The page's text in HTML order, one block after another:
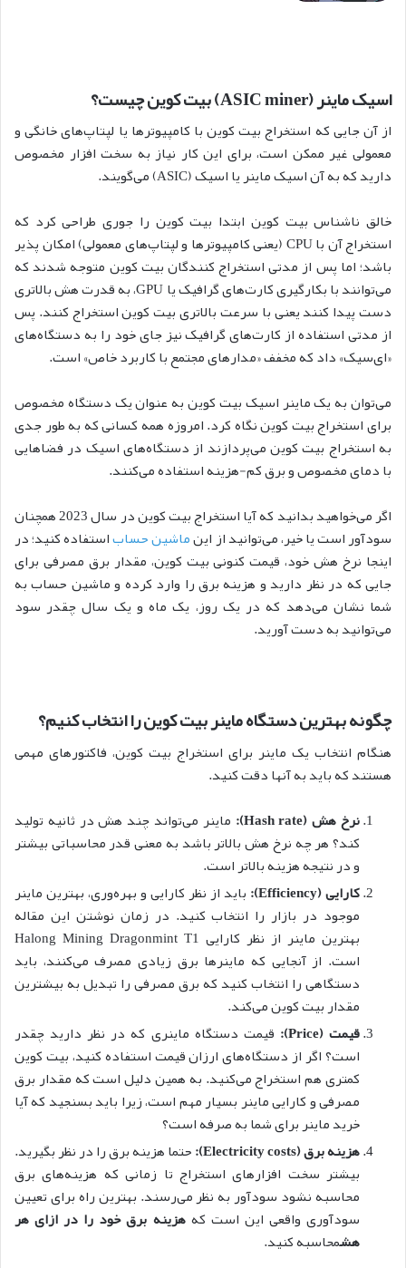
اسیک ماینر(ASIC miner) بیت کوین چیست؟
از آن جایی که استخراج بیت کوین با کامپیوترها یا لپتاپ‌های خانگی و
معمولی غیر ممکن است، برای این کار نیاز به سخت افزار مخصوص
دارید که به آن اسیک ماینر یا اسیک (ASIC) می‌گویند.
خالق ناشناس بیت کوین ابتدا بیت کوین را جوری طراحی کرد که
استخراج آن با CPU (یعنی کامپیوترها و لپتاپ‌های معمولی) امکان پذیر
باشد؛ اما پس از مدتی استخراج کنندگان بیت کوین متوجه شدند که
می‌توانند با بکارگیری کارت‌های گرافیک یا GPU، به قدرت هش بالاتری
دست پیدا کنند یعنی با سرعت بالاتری بیت کوین استخراج کنند. پس
از مدتی استفاده از کارت‌های گرافیک نیز جای خود را به دستگاه‌های
«ای‌سیک» داد که مخفف «مدارهای مجتمع با کاربرد خاص» است.
می‌توان به یک ماینر اسیک بیت کوین به عنوان یک دستگاه مخصوص
برای استخراج بیت کوین نگاه کرد. امروزه همه کسانی که به طور جدی
به استخراج بیت کوین می‌پردازند از دستگاه‌های اسیک در فضاهایی
با دمای مخصوص و برق کم-هزینه استفاده می‌کنند.
اگر می‌خواهید بدانید که آیا استخراج بیت کوین در سال 2023 همچنان
سودآور است یا خیر، می‌توانید از اینماشین حساباستفاده کنید؛ در
اینجا نرخ هش خود، قیمت کنونی بیت کوین، مقدار برق مصرفی برای
جایی که در نظر دارید و هزینه برق را وارد کرده و ماشین حساب به
شما نشان می‌دهد که در یک روز، یک ماه و یک سال چقدر سود
می‌توانید به دست آورید.
چگونه بهترین دستگاه ماینر بیت کوین را انتخاب کنیم؟
هنگام انتخاب یک ماینر برای استخراج بیت کوین، فاکتورهای مهمی
هستند که باید به آنها دقت کنید.
نرخ هش(Hash rate)
: ماینر می‌تواند چند هش در ثانیه تولید
کند؟ هر چه نرخ هش بالاتر باشد به معنی قدر محاسباتی بیشتر
و در نتیجه هزینه بالاتر است.
کارایی(Efficiency)
: باید از نظر کارایی و بهره‌وری، بهترین ماینر
موجود در بازار را انتخاب کنید. در زمان نوشتن این مقاله
بهترین ماینر از نظر کارایی Halong Mining Dragonmint T1
است. از آنجایی که ماینرها برق زیادی مصرف می‌کنند، باید
دستگاهی را انتخاب کنید که برق مصرفی را تبدیل به بیشترین
مقدار بیت کوین می‌کند.
قیمت(Price)
: قیمت دستگاه ماینری که در نظر دارید چقدر
است؟ اگر از دستگاه‌های ارزان قیمت استفاده کنید، بیت کوین
کمتری هم استخراج می‌کنید. به همین دلیل است که مقدار برق
مصرفی و کارایی ماینر بسیار مهم است، زیرا باید بسنجید که آیا
خرید ماینر برای شما به صرفه است؟
هزینه برق(Electricity costs)
:حتما هزینه برق را در نظر بگیرید.
بیشتر سخت افزارهای استخراج تا زمانی که هزینه‌های برق
محاسبه نشود سودآور به نظر می‌رسند. بهترین راه برای تعیین
سودآوری واقعی این است کههزینه برق خود را در ازای هر
هشمحاسبه کنید.